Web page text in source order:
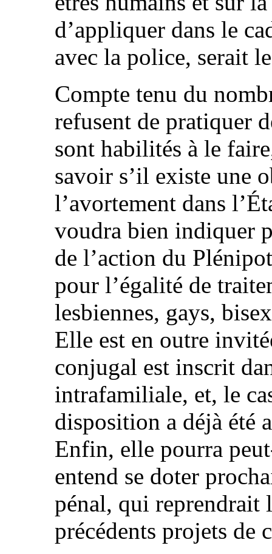
d’appliquer dans le
avec la police, serait
Compte tenu du
refusent de pratiquer
sont habilités à le
savoir s’il existe une
l’avortement dans
voudra bien indiquer
de l’action du
pour l’égalité de
lesbiennes, gays,
Elle est en outre
conjugal est inscrit
intrafamiliale, et, le
disposition a déjà été
Enfin, elle pourra
entend se doter
pénal, qui reprendrait
précédents projets de